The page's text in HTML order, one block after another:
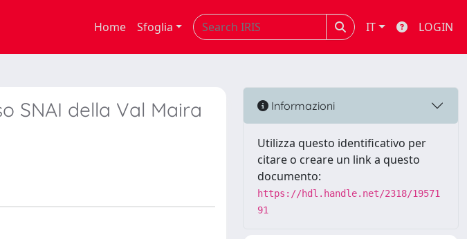
Home Sfoglia IT LOGIN
SNAI della Val Maira
Informazioni
Utilizza questo identificativo per
citare o creare un link a questo
documento:
https://hdl.handle.net/2318/19571
91